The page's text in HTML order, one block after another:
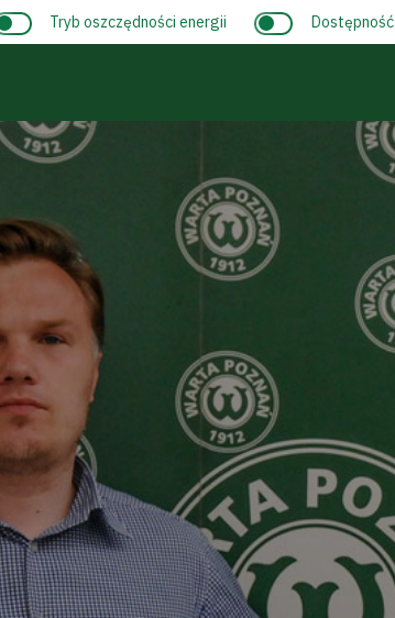
Tryb oszczędności energii Dostępność